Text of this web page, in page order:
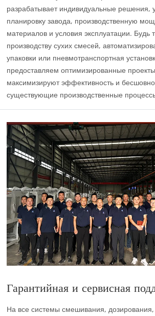
разрабатывает индивидуальные решения,
планировку завода, производственную
материалов и условия эксплуатации. Будь
производству сухих смесей,
упаковки или пневмотранспортная
предоставляем оптимизированные
максимизируют эффективность и
существующие производственные
Гарантийная и сервисная
На все системы смешивания, дозирования,